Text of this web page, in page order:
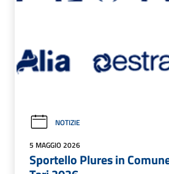
NOTIZIE
5 MAGGIO 2026
Sportello Plures in